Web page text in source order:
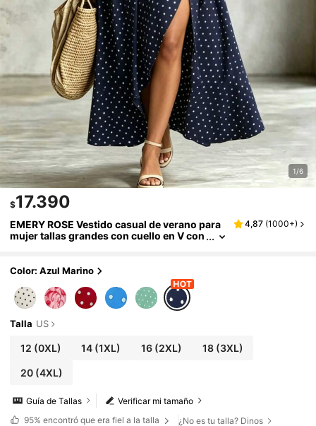
1/6
$17.390
EMERY ROSE Vestido casual de verano para
mujer tallas grandes con cuello en V con
4,87 (1000+)
Color: Azul Marino
Talla US
12 (0XL) 14 (1XL) 16(2XL) 18(3XL)
20(4XL)
Verificar mi tamaño
Guía de Tallas
95% encontró que era fiel a la talla ¿No es tu talla? Dinos